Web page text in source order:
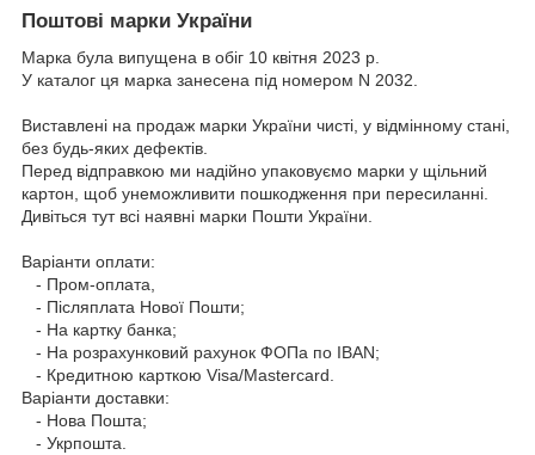
Поштові марки України
Марка була випущена в обіг 10 квітня 2023 р.
У каталог ця марка занесена під номером N 2032.
Виставлені на продаж марки України чисті, у відмінному стані,
без будь-яких дефектів.
Перед відправкою ми надійно упаковуємо марки у щільний
картон, щоб унеможливити пошкодження при пересиланні.
Дивіться тут всі наявні марки Пошти України.
Варіанти оплати:
- Пром-оплата,
- Післяплата Нової Пошти;
- На картку банка;
- На розрахунковий рахунок ФОПа по IBAN;
- Кредитною карткою Visa/Mastercard.
Варіанти доставки:
- Нова Пошта;
- Укрпошта.